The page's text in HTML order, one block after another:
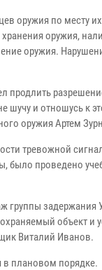
оружия по месту их
оружия,
оружия.
продлить
шучу и отношусь к
оружия Артем
тревожной
было проведено
группы задержания
объект и
Виталий Иванов.
в плановом порядке.